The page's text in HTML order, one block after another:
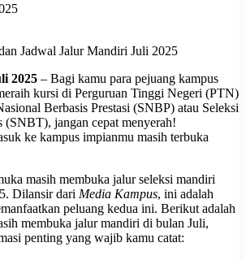
2025 – Bagi kamu para pejuang kampus
kursi di Perguruan Tinggi Negeri (PTN)
Berbasis Prestasi (SNBP) atau Seleksi
(SNBT), jangan cepat menyerah!
ke kampus impianmu masih terbuka
masih membuka jalur seleksi mandiri
Dilansir dari Media Kampus, ini adalah
peluang kedua ini. Berikut adalah
membuka jalur mandiri di bulan Juli,
penting yang wajib kamu catat: